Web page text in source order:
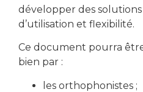
développer des
d’utilisation et flexibilité.
Ce document pourra
bien par :
les orthophonistes ;